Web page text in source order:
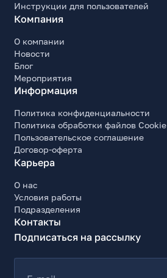
Инструкции для пользователей
Компания
О компании
Новости
Блог
Мероприятия
Информация
Политика конфиденциальности
Политика обработки файлов Cookie
Пользовательское соглашение
Договор-оферта
Карьера
О нас
Условия работы
Подразделения
Контакты
Подписаться на рассылку